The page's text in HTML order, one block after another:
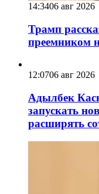
14:3406 авг 2026
Трамп
преемником
12:0706 авг 2026
Адылбек
запускать
расширять